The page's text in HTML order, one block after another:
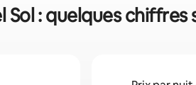
Sol : quelques